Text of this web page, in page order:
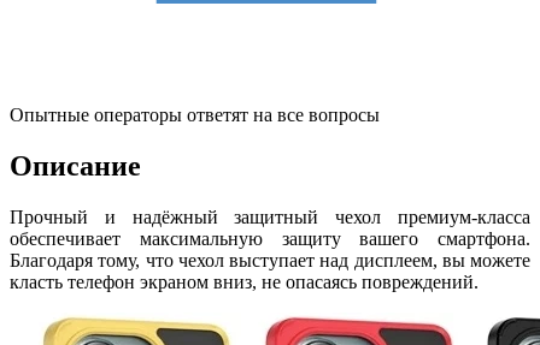
Опытные операторы ответят на все вопросы
Описание
Прочный и надёжный защитный чехол премиум-класса
обеспечивает максимальную защиту вашего смартфона.
Благодаря тому, что чехол выступает над дисплеем, вы можете
класть телефон экраном вниз, не опасаясь повреждений.